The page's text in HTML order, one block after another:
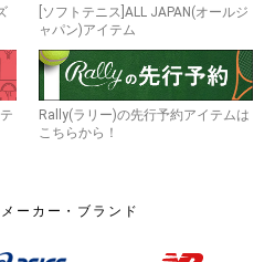
[ソフトテニス]ALL JAPAN(オールジ
ャパン)アイテム
Rally(ラリー)の先行予約アイテムは
こちらから！
ーカー・ブランド